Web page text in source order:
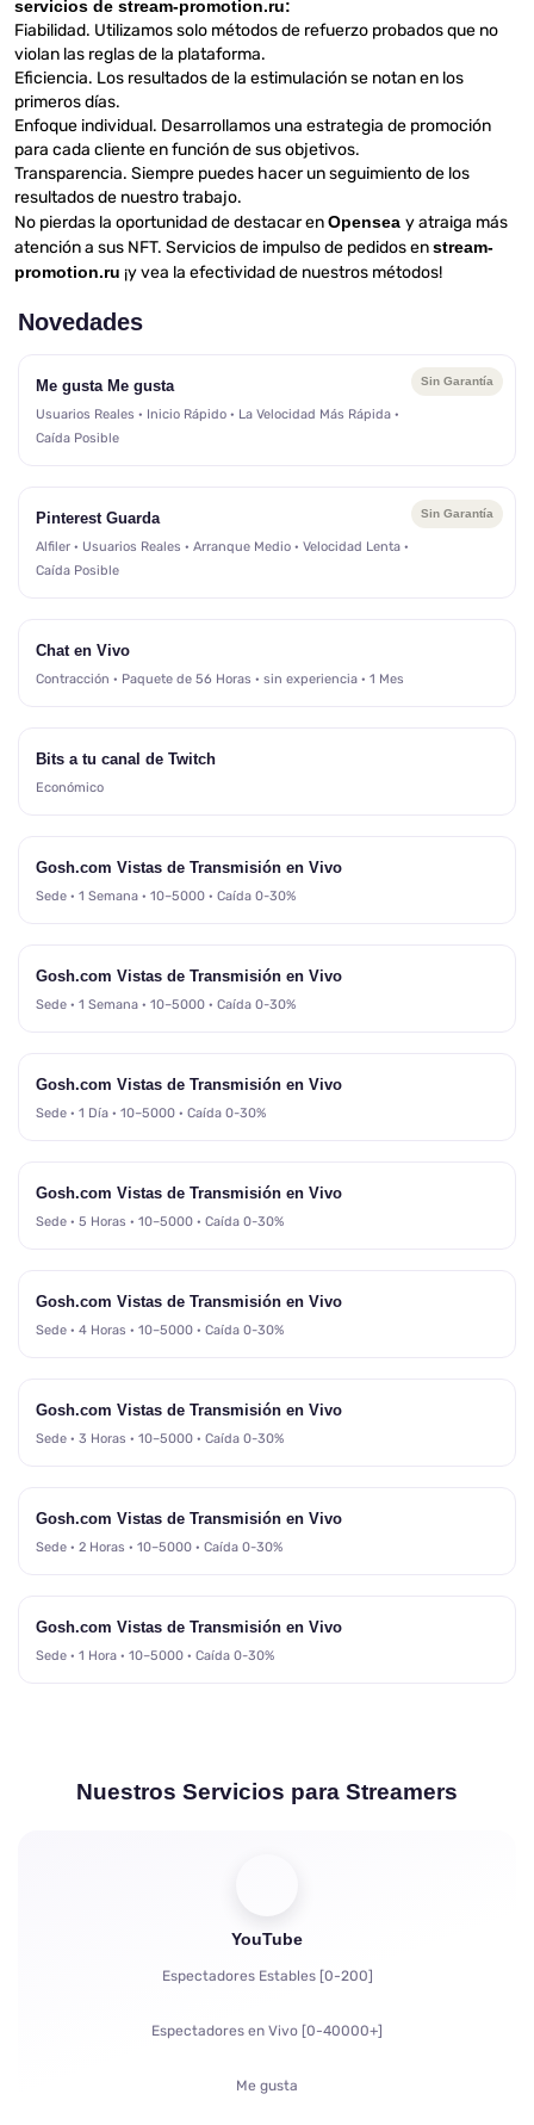
servicios de stream-promotion.ru:
Fiabilidad. Utilizamos solo métodos de refuerzo probados que no
violan las reglas de la plataforma.
Eficiencia. Los resultados de la estimulación se notan en los
primeros días.
Enfoque individual. Desarrollamos una estrategia de promoción
para cada cliente en función de sus objetivos.
Transparencia. Siempre puedes hacer un seguimiento de los
resultados de nuestro trabajo.
No pierdas la oportunidad de destacar enOpensea y atraiga más
atención a sus NFT. Servicios de impulso de pedidos enstream-
promotion.ru ¡y vea la efectividad de nuestros métodos!
Novedades
Sin Garantía
Me gusta Me gusta
Usuarios Reales · Inicio Rápido · La Velocidad Más Rápida ·
Caída Posible
Sin Garantía
Pinterest Guarda
Alfiler · Usuarios Reales · Arranque Medio · Velocidad Lenta ·
Caída Posible
Chat en Vivo
Contracción · Paquete de 56 Horas · sin experiencia · 1 Mes
Bits a tu canal de Twitch
Económico
Gosh.com Vistas de Transmisión en Vivo
Sede · 1 Semana · 10–5000 · Caída 0-30%
Gosh.com Vistas de Transmisión en Vivo
Sede · 1 Semana · 10–5000 · Caída 0-30%
Gosh.com Vistas de Transmisión en Vivo
Sede · 1 Día · 10–5000 · Caída 0-30%
Gosh.com Vistas de Transmisión en Vivo
Sede · 5 Horas · 10–5000 · Caída 0-30%
Gosh.com Vistas de Transmisión en Vivo
Sede · 4 Horas · 10–5000 · Caída 0-30%
Gosh.com Vistas de Transmisión en Vivo
Sede · 3 Horas · 10–5000 · Caída 0-30%
Gosh.com Vistas de Transmisión en Vivo
Sede · 2 Horas · 10–5000 · Caída 0-30%
Gosh.com Vistas de Transmisión en Vivo
Sede · 1 Hora · 10–5000 · Caída 0-30%
Nuestros Servicios para Streamers
YouTube
Espectadores Estables [0-200]
Espectadores en Vivo [0-40000+]
Me gusta